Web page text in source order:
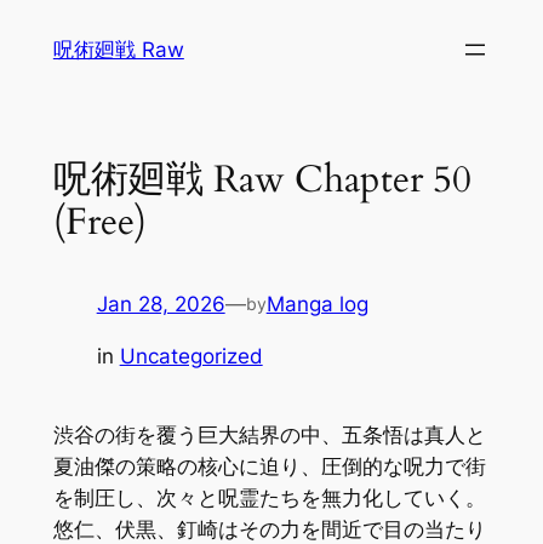
呪術廻戦 Raw
呪術廻戦 Raw Chapter 50
(Free)
Jan 28, 2026—byManga log
in Uncategorized
渋谷の街を覆う巨大結界の中、五条悟は真人と
夏油傑の策略の核心に迫り、圧倒的な呪力で街
を制圧し、次々と呪霊たちを無力化していく。
悠仁、伏黒、釘崎はその力を間近で目の当たり